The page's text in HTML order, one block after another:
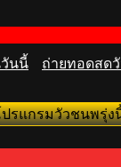
นนี้ ถ่ายทอดสด
รแกรมวัวชนพรุ่งนี้